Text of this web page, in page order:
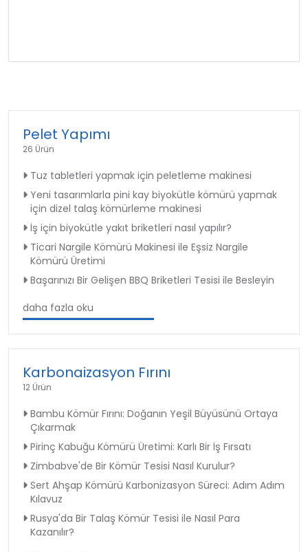
Pelet Yapımı
26 Ürün
Tuz tabletleri yapmak için peletleme makinesi
Yeni tasarımlarla pini kay biyokütle kömürü yapmak
için dizel talaş kömürleme makinesi
İş için biyokütle yakıt briketleri nasıl yapılır?
Ticari Nargile Kömürü Makinesi ile Eşsiz Nargile
Kömürü Üretimi
Başarınızı Bir Gelişen BBQ Briketleri Tesisi ile Besleyin
daha fazla oku
Karbonaizasyon Fırını
12 Ürün
Bambu Kömür Fırını: Doğanın Yeşil Büyüsünü Ortaya
Çıkarmak
Pirinç Kabuğu Kömürü Üretimi: Karlı Bir İş Fırsatı
Zimbabve'de Bir Kömür Tesisi Nasıl Kurulur?
Sert Ahşap Kömürü Karbonizasyon Süreci: Adım Adım
Kılavuz
Rusya'da Bir Talaş Kömür Tesisi ile Nasıl Para
Kazanılır?